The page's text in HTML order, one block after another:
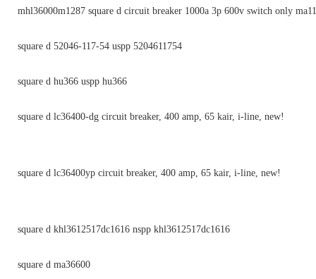
mhl36000m1287 square d circuit breaker 1000a 3p 600v switch only
square d 52046-117-54 uspp 5204611754
square d hu366 uspp hu366
square d lc36400-dg circuit breaker, 400 amp, 65 kair, i-line, new!
square d lc36400yp circuit breaker, 400 amp, 65 kair, i-line, new!
square d khl3612517dc1616 nspp khl3612517dc1616
square d ma36600